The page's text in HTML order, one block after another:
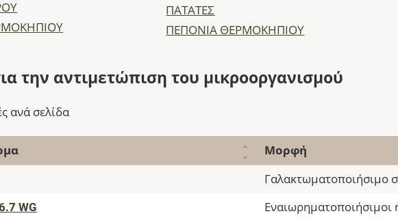
ΠΑΤΑΤΕΣ
ΠΕΠΟΝΙΑ ΘΕΡΜΟΚΗΠΙΟΥ
την αντιμετώπιση του μικροοργανισμού
ανά σελίδα
Μορφή
Γαλακτωματοποιήσιμο
WG Εναιωρηματοποιήσιμοι